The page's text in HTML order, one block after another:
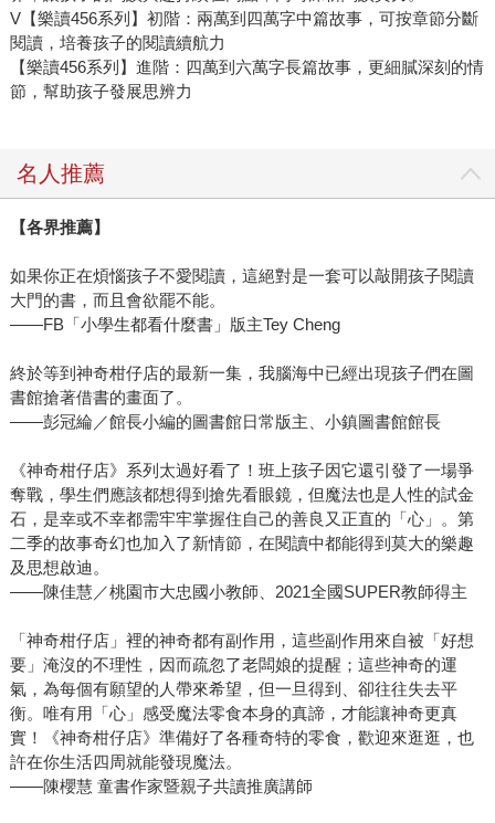
V【樂讀456系列】初階：兩萬到四萬字中篇故事，可按章節分斷
閱讀，培養孩子的閱讀續航力
【樂讀456系列】進階：四萬到六萬字長篇故事，更細膩深刻的情
節，幫助孩子發展思辨力
名人推薦
【各界推薦】
如果你正在煩惱孩子不愛閱讀，這絕對是一套可以敲開孩子閱讀
大門的書，而且會欲罷不能。
——FB「小學生都看什麼書」版主Tey Cheng
終於等到神奇柑仔店的最新一集，我腦海中已經出現孩子們在圖
書館搶著借書的畫面了。
——彭冠綸／館長小編的圖書館日常版主、小鎮圖書館館長
《神奇柑仔店》系列太過好看了！班上孩子因它還引發了一場爭
奪戰，學生們應該都想得到搶先看眼鏡，但魔法也是人性的試金
石，是幸或不幸都需牢牢掌握住自己的善良又正直的「心」。第
二季的故事奇幻也加入了新情節，在閱讀中都能得到莫大的樂趣
及思想啟迪。
——陳佳慧／桃園市大忠國小教師、2021全國SUPER教師得主
「神奇柑仔店」裡的神奇都有副作用，這些副作用來自被「好想
要」淹沒的不理性，因而疏忽了老闆娘的提醒；這些神奇的運
氣，為每個有願望的人帶來希望，但一旦得到、卻往往失去平
衡。唯有用「心」感受魔法零食本身的真諦，才能讓神奇更真
實！《神奇柑仔店》準備好了各種奇特的零食，歡迎來逛逛，也
許在你生活四周就能發現魔法。
——陳櫻慧 童書作家暨親子共讀推廣講師